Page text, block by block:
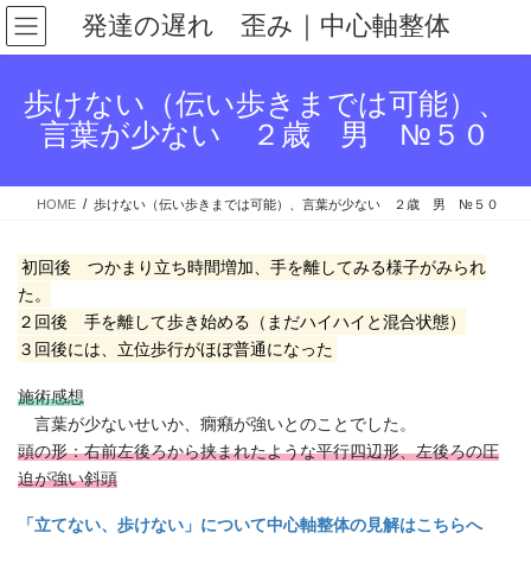
コ
ン
テ
キ
ナ
ビ
ゲ
に
発達の遅れ 歪み｜中心軸整体
歩けない（伝い歩きまでは可能）、
言葉が少ない ２歳 男 №５０
HOME 歩けない（伝い歩きまでは可能）、言葉が少ない ２歳 男 №５０
初回後 つかまり立ち時間増加、手を離してみる様子がみられ
た。
２回後 手を離して歩き始める（まだハイハイと混合状態）
３回後には、立位歩行がほぼ普通になった
施術感想
言葉が少ないせいか、癇癪が強いとのことでした。
頭の形：右前左後ろから挟まれたような平行四辺形、左後ろの圧
迫が強い斜頭
「立てない、歩けない」について中心軸整体の見解はこちらへ